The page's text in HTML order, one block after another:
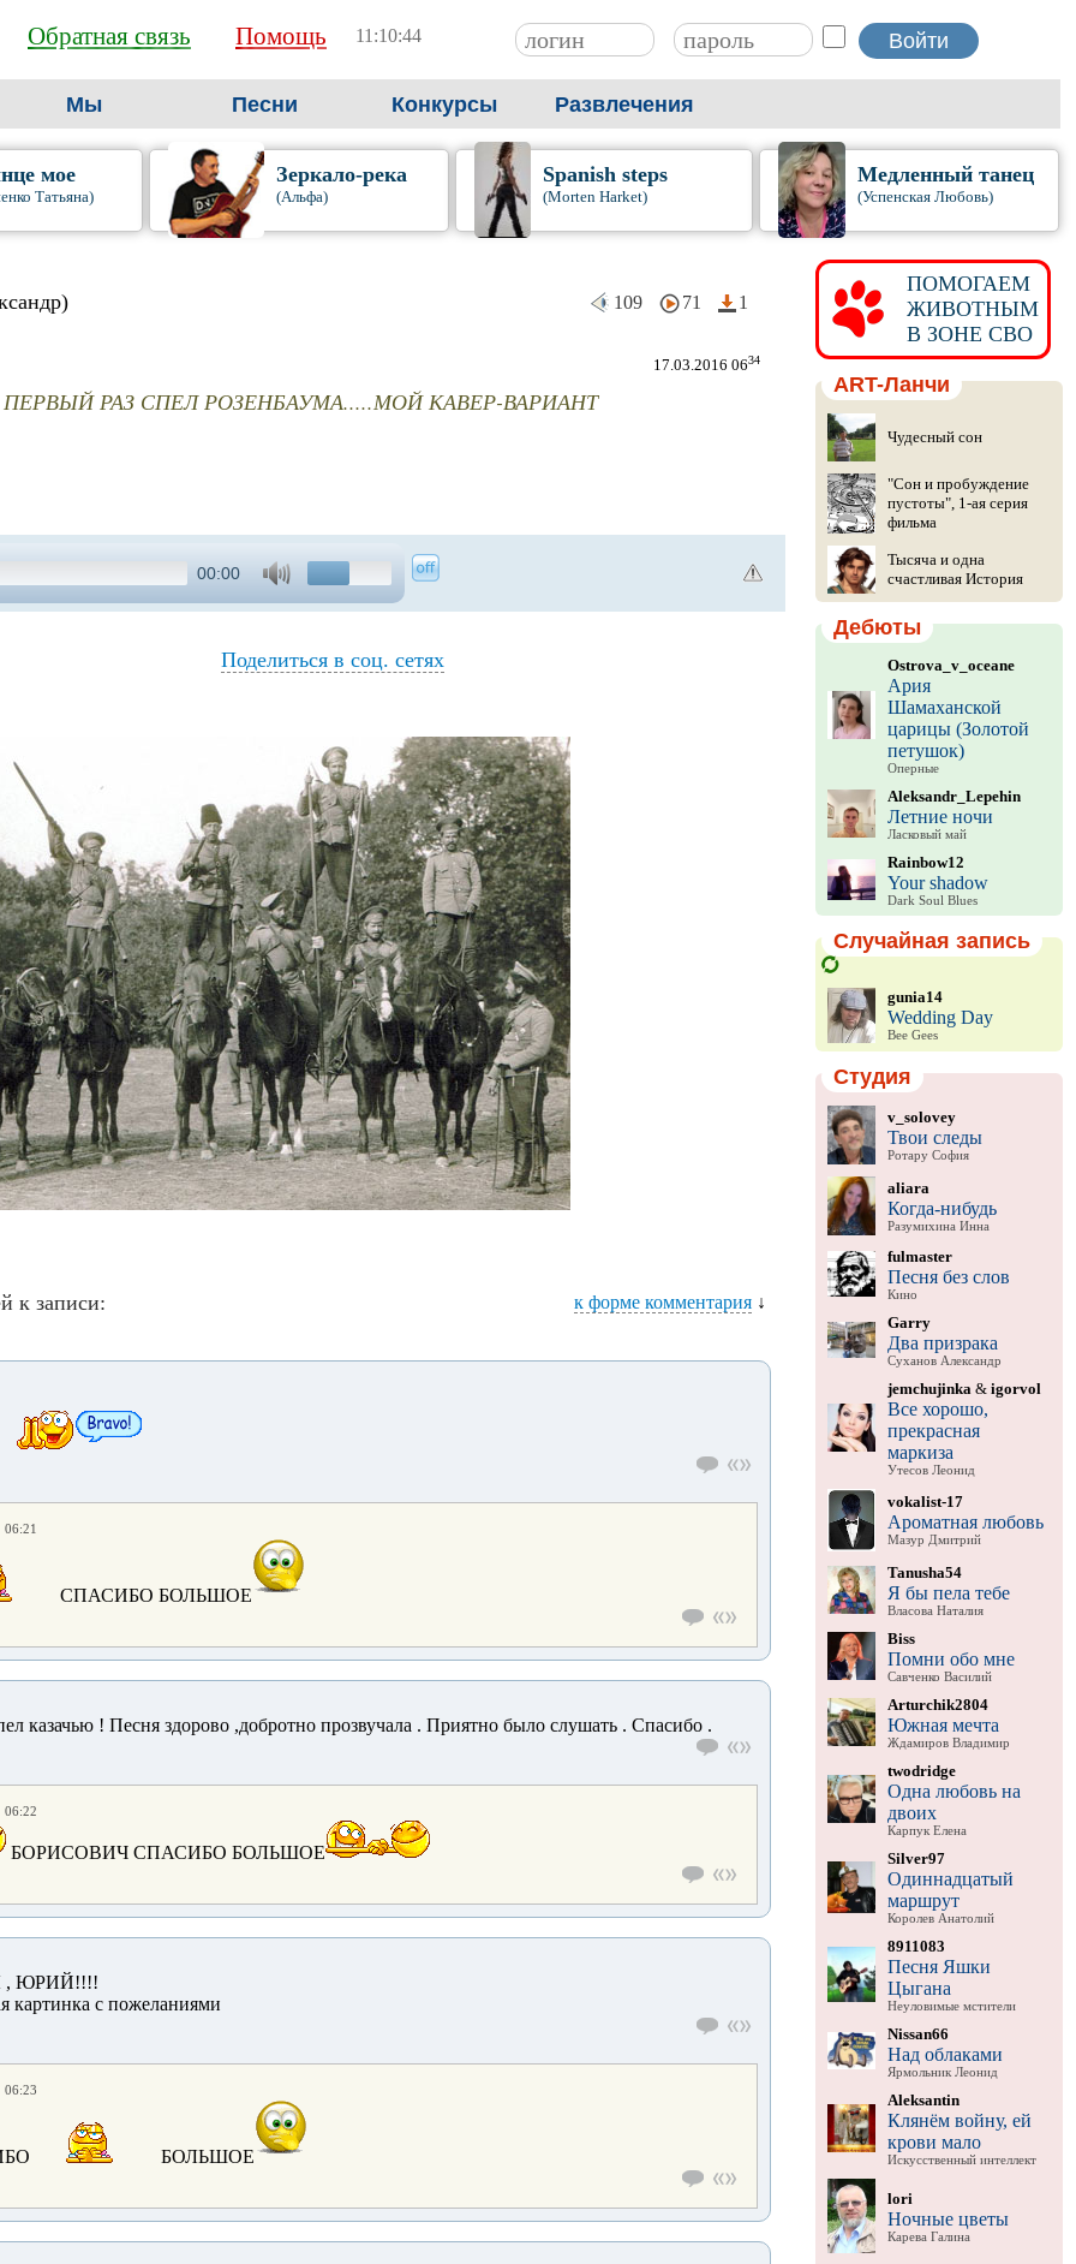
Обратная связь Помощь 11:10:45
Мы Песни Конкурсы Развлечения
мое
Татьяна)
Зеркало-река
(Альфа)
Spanish steps
(Morten Harket)
Медленный танец
(Успенская Любовь)
109 71 1
17.03.2016 0634
ПЕРВЫЙ РАЗ СПЕЛ РОЗЕНБАУМА.....МОЙ КАВЕР-ВАРИАНТ
00:00
Поделиться в соц. сетях
к записи: к форме комментария ↓
06:21
СПАСИБО БОЛЬШОЕ
казачью ! Песня здорово ,добротно прозвучала . Приятно было слушать . Спасибо .
06:22
БОРИСОВИЧ СПАСИБО БОЛЬШОЕ
, ЮРИЙ!!!!
06:23
БОЛЬШОЕ
ПОМОГАЕМ
ЖИВОТНЫМ
В ЗОНЕ СВО
ART-Ланчи
Чудесный сон
"Сон и пробуждение
пустоты", 1-ая серия
фильма
Тысяча и одна
счастливая История
Дебюты
Ostrova_v_oceane
Ария
Шамаханской
царицы (Золотой
петушок)
Оперные
Aleksandr_Lepehin
Летние ночи
Ласковый май
Rainbow12
Your shadow
Dark Soul Blues
Случайная запись
gunia14
Wedding Day
Bee Gees
Студия
v_solovey
Твои следы
Ротару София
aliara
Когда-нибудь
Разумихина Инна
fulmaster
Песня без слов
Кино
Garry
Два призрака
Суханов Александр
jemchujinka & igorvol
Все хорошо,
прекрасная
маркиза
Утесов Леонид
vokalist-17
Ароматная любовь
Мазур Дмитрий
Tanusha54
Я бы пела тебе
Власова Наталия
Biss
Помни обо мне
Савченко Василий
Arturchik2804
Южная мечта
Ждамиров Владимир
twodridge
Одна любовь на
двоих
Карпук Елена
Silver97
Одиннадцатый
маршрут
Королев Анатолий
8911083
Песня Яшки
Цыгана
Неуловимые мстители
Nissan66
Над облаками
Ярмольник Леонид
Aleksantin
Клянём войну, ей
крови мало
Искусственный интеллект
lori
Ночные цветы
Карева Галина